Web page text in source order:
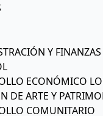
Y FINANZAS
ECONÓMICO
DE ARTE Y
COMUNITARIO